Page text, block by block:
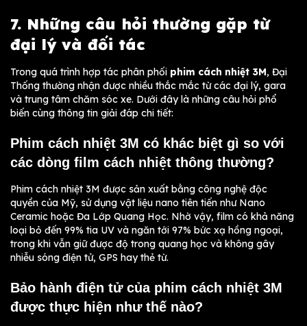
7. Những câu hỏi thường gặp từ
đại lý và đối tác
Trong quá trình hợp tác phân phối phim cách nhiệt 3M, Đại
Thống thường nhận được nhiều thắc mắc từ các đại lý, gara
và trung tâm chăm sóc xe. Dưới đây là những câu hỏi phổ
biến cùng thông tin giải đáp chi tiết:
Phim cách nhiệt 3M có khác biệt gì so với
các dòng film cách nhiệt thông thường?
Phim cách nhiệt 3M được sản xuất bằng công nghệ độc
quyền của Mỹ, sử dụng vật liệu nano tiên tiến như Nano
Ceramic hoặc Đa Lớp Quang Học. Nhờ vậy, film có khả năng
loại bỏ đến 99% tia UV và ngăn tới 97% bức xạ hồng ngoại,
trong khi vẫn giữ được độ trong quang học và không gây
nhiễu sóng điện tử, GPS hay thẻ từ.
Bảo hành điện tử của phim cách nhiệt 3M
được thực hiện như thế nào?